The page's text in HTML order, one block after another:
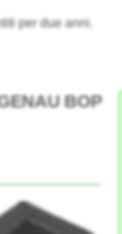
per due anni.
BOP